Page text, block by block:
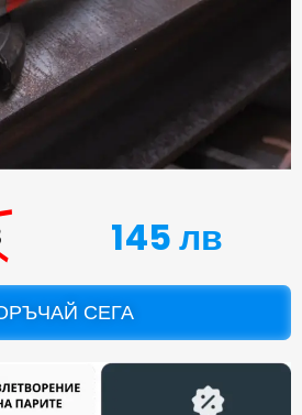
145 лв
СЕГА